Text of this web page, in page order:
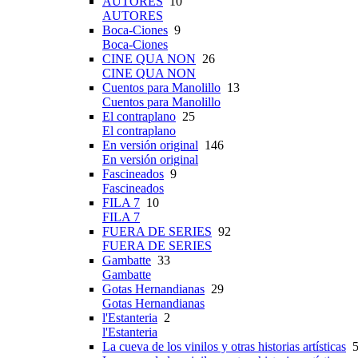
AUTORES
Boca-Ciones 9
Boca-Ciones
CINE QUA NON 26
CINE QUA NON
Cuentos para Manolillo 13
Cuentos para Manolillo
El contraplano 25
El contraplano
En versión original 146
En versión original
Fascineados 9
Fascineados
FILA 7 10
FILA 7
FUERA DE SERIES 92
FUERA DE SERIES
Gambatte 33
Gambatte
Gotas Hernandianas 29
Gotas Hernandianas
l'Estanteria 2
l'Estanteria
La cueva de los vinilos y otras historias artísticas